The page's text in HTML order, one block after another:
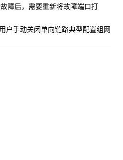
障后，需要重新将故障端口打
户手动关闭单向链路典型配置组网